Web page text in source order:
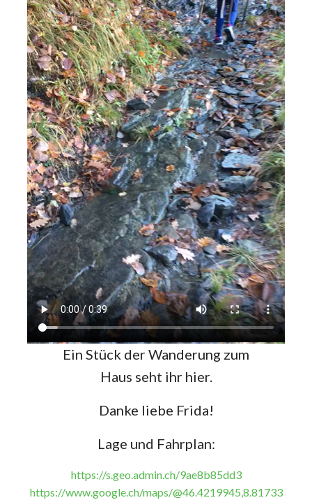
Ein Stück der Wanderung zum
Haus seht ihr hier.
Danke liebe Frida!
Lage und Fahrplan:
https://s.geo.admin.ch/9ae8b85dd3
https://www.google.ch/maps/@46.4219945,8.81733